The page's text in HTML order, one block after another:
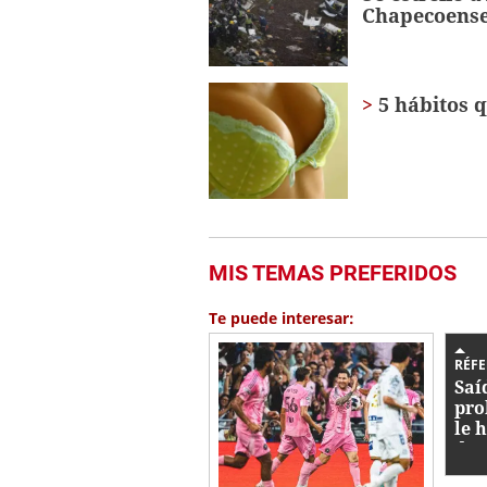
5 hábitos
MIS TEMAS PREFERIDOS
Te puede interesar:
le